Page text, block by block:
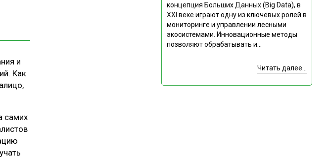
и
Как
самих
концепция Больших Данных (Big Data), в
XXI веке играют одну из ключевых ролей в
мониторинге и управлении лесными
экосистемами. Инновационные методы
позволяют обрабатывать и...
Читать далее...